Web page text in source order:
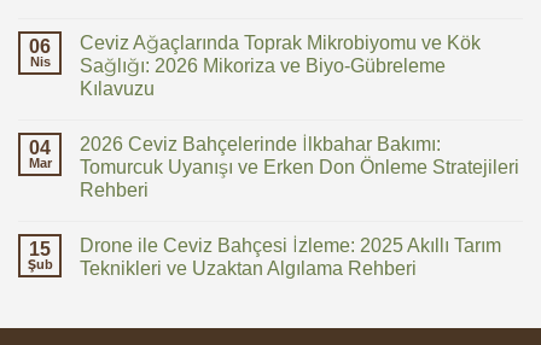
Yaz
Öncesi
Form
ve
Metabolizma
Hızlandıran
Gurme
Cevizli
Salata
Tarifler
06
Nis
Ceviz Ağaçlarında Toprak Mikrobiyomu ve Kök
Sağlığı: 2026 Mikoriza ve Biyo-Gübreleme
Kılavuzu
Ceviz
Ağaçlarında
Toprak
Mikrobiyomu
Sağlığı:
2026
Mikoriza
Kılavuzu
04
Mar
2026 Ceviz Bahçelerinde İlkbahar Bakımı:
Tomurcuk Uyanışı ve Erken Don Önleme Stratejileri
Rehberi
2026
Ceviz
Bahçelerinde
15
Şub
Drone ile Ceviz Bahçesi İzleme: 2025 Akıllı Tarım
Teknikleri ve Uzaktan Algılama Rehberi